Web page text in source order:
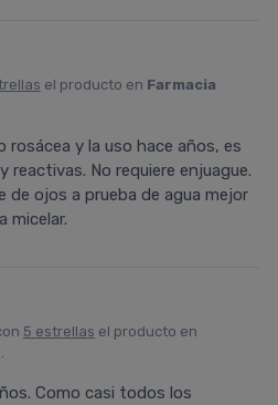
el producto en Farmacia
y la uso hace años, es
reactivas. No requiere enjuague.
de ojos a prueba de agua mejor
micelar.
5 estrellas el producto en
.
Como casi todos los